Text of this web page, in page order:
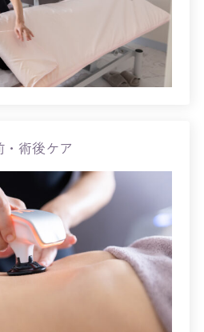
・術後ケア